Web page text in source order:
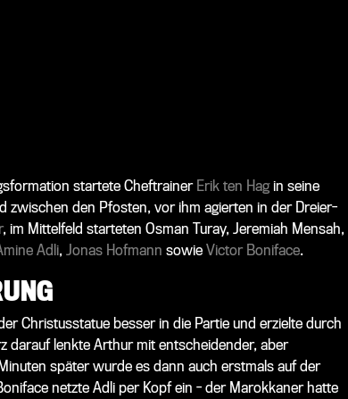
startete Cheftrainer Erik ten Hagin seine
zwischen den Pfosten, vor ihm agierten in der Dreier-
, im Mittelfeld starteten Osman Turay, Jeremiah Mensah,
Adli, Jonas Hofmann sowie Victor Boniface.
Christusstatue besser in die Partie und erzielte durch
darauf lenkte Arthur mit entscheidender, aber
später wurde es dann auch erstmals auf der
netzte Adli per Kopf ein - der Marokkaner hatte